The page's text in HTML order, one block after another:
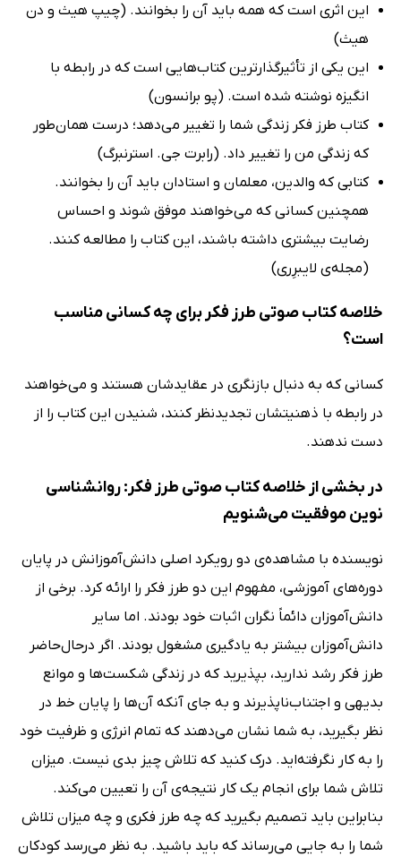
این اثری است که همه باید آن را بخوانند. (چیپ هیث و دن
هیث)
این یکی از تأثیرگذارترین کتاب‌هایی است که در رابطه با
انگیزه نوشته شده است. (پو برانسون)
کتاب طرز فکر زندگی شما را تغییر می‌دهد؛ درست همان‌طور
که زندگی من را تغییر داد. (رابرت جی. استرنبرگ)
کتابی که والدین، معلمان و استادان باید آن را بخوانند.
همچنین کسانی که می‌خواهند موفق شوند و احساس
رضایت بیشتری داشته باشند، این کتاب را مطالعه کنند.
(مجله‌ی لایبرِری)
خلاصه کتاب صوتی طرز فکر برای چه کسانی مناسب
است؟
کسانی که به دنبال بازنگری در عقایدشان هستند و می‌خواهند
در رابطه با ذهنیتشان تجدیدنظر کنند، شنیدن این کتاب را از
دست ندهند.
در بخشی از خلاصه کتاب صوتی طرز فکر: روانشناسی
نوین موفقیت می‌شنویم
نویسنده با مشاهده‌ی دو رویکرد اصلی دانش‌آموزانش در پایان
دوره‌های آموزشی، مفهوم این دو طرز فکر را ارائه کرد. برخی از
دانش‌آموزان دائماً نگران اثبات خود بودند. اما سایر
دانش‌آموزان بیشتر به یادگیری مشغول بودند. اگر درحال‌حاضر
طرز فکر رشد ندارید، بپذیرید که در زندگی شکست‌ها و موانع
بدیهی و اجتناب‌ناپذیرند و به جای آنکه آن‌ها را پایان خط در
نظر بگیرید، به شما نشان می‌دهند که تمام انرژی و ظرفیت خود
را به کار نگرفته‌اید. درک کنید که تلاش چیز بدی نیست. میزان
تلاش شما برای انجام یک کار نتیجه‌ی آن را تعیین می‌کند.
بنابراین باید تصمیم بگیرید که چه طرز فکری و چه میزان تلاش
شما را به جایی می‌رساند که باید باشید. به نظر می‌رسد کودکان